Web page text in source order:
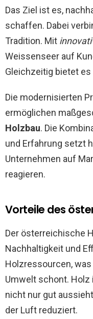
Das Ziel ist es,
schaffen. Dabei
Tradition. Mit
Weissenseer auf
Gleichzeitig bietet
Die modernisierten
ermöglichen
Holzbau. Die
und Erfahrung setzt
Unternehmen auf
reagieren.
Vorteile des
Der österreichische
Nachhaltigkeit und
Holzressourcen,
Umwelt schont. Holz
nicht nur gut
der Luft reduziert.